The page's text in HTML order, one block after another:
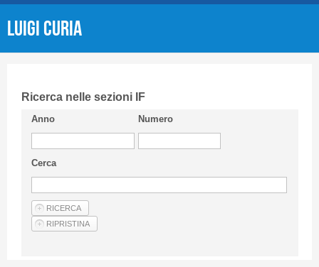
CIFI in breve
Linee Guida
Privacy Policy
Articoli
Luigi CURIA
Ricerca nelle sezioni IF
Anno Numero
Cerca